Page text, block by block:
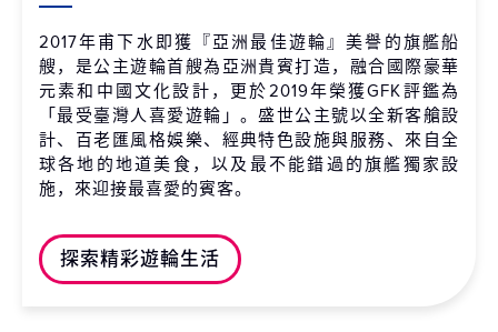
2017年甫下水即獲『亞洲最佳遊輪』美譽的旗艦船
艘，是公主遊輪首艘為亞洲貴賓打造，融合國際豪華
元素和中國文化設計，更於2019年榮獲GFK評鑑為
「最受臺灣人喜愛遊輪」。盛世公主號以全新客艙設
計、百老匯風格娛樂、經典特色設施與服務、來自全
球各地的地道美食，以及最不能錯過的旗艦獨家設
施，來迎接最喜愛的賓客。
探索精彩遊輪生活